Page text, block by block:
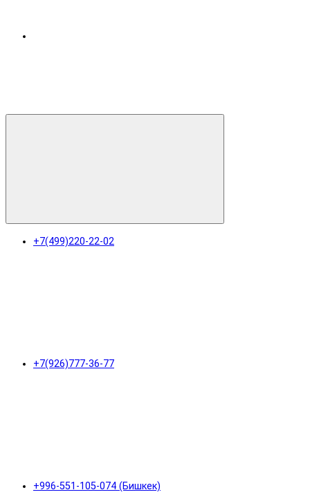
+7(499)220-22-02
+7(926)777-36-77
+996-551-105-074 (Бишкек)